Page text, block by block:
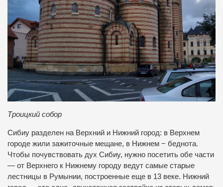
Троицкий собор
Сибиу разделен на Верхний и Нижний город: в Верхнем
городе жили зажиточные мещане, в Нижнем − беднота.
Чтобы почувствовать дух Сибиу, нужно посетить обе части
— от Верхнего к Нижнему городу ведут самые старые
лестницы в Румынии, построенные еще в 13 веке. Нижний